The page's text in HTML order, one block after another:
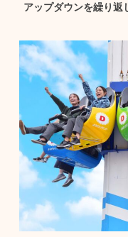
アップダウンを繰り返